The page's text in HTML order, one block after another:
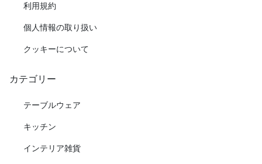
利用規約
個人情報の取り扱い
クッキーについて
カテゴリー
テーブルウェア
キッチン
インテリア雑貨